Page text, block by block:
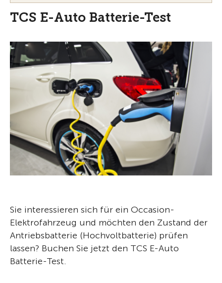
TCS E-Auto Batterie-Test
Sie interessieren sich für ein Occasion-
Elektrofahrzeug und möchten den Zustand der
Antriebsbatterie (Hochvoltbatterie) prüfen
lassen? Buchen Sie jetzt den TCS E-Auto
Batterie-Test.